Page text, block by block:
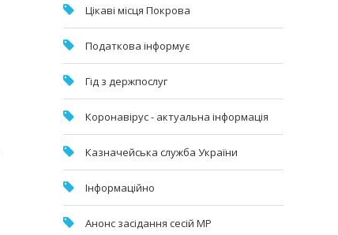
Цікаві місця Покрова
Податкова інформує
Гід з держпослуг
Коронавірус - актуальна інформація
Казначейська служба України
Інформаційно
Анонс засідання сесій МР